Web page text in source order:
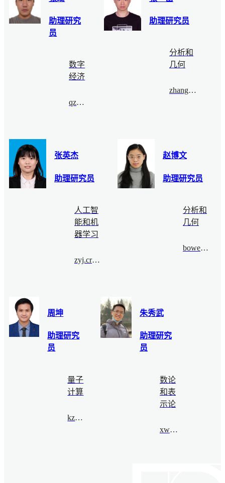
助理研究
员
数字
经济
qzhang@bimsa.cn
助理研究员
分析和
几何
zhangyiyue@bimsa.cn
张英杰
助理研究员
人工智
能和机
器学习
zyj.crypto@bimsa.cn
赵博文
助理研究员
分析和
几何
bowenzhao@bimsa.cn
周坤
助理研究
员
量子
计算
kzhou@bimsa.cn
朱秀武
助理研究
员
数论
和表
示论
xwzhu@bimsa.cn